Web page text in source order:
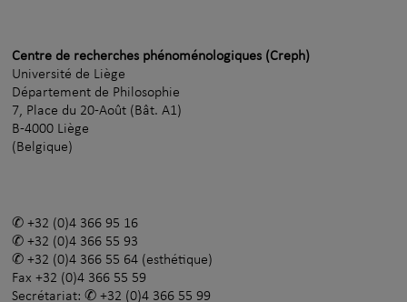
Centre de recherches phénoménologiques (Creph)
Université de Liège
Département de Philosophie
7, Place du 20-Août (Bât. A1)
B-4000 Liège
(Belgique)
+32 (0)4 366 95 16
+32 (0)4 366 55 93
+32 (0)4 366 55 64 (esthétique)
Fax +32 (0)4 366 55 59
Secrétariat:
+32 (0)4 366 55 99